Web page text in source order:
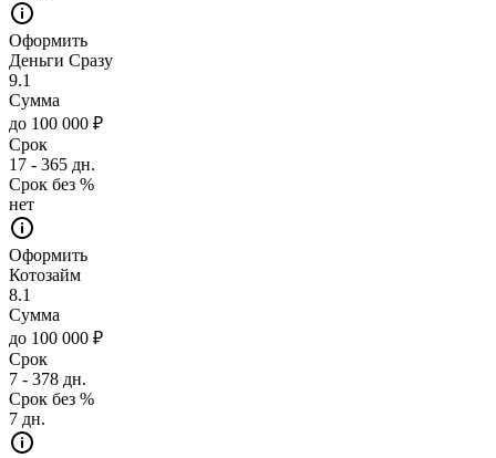
Оформить
Деньги Сразу
9.1
Сумма
до 100 000 ₽
Срок
17 - 365 дн.
Срок без %
нет
Оформить
Котозайм
8.1
Сумма
до 100 000 ₽
Срок
7 - 378 дн.
Срок без %
7 дн.